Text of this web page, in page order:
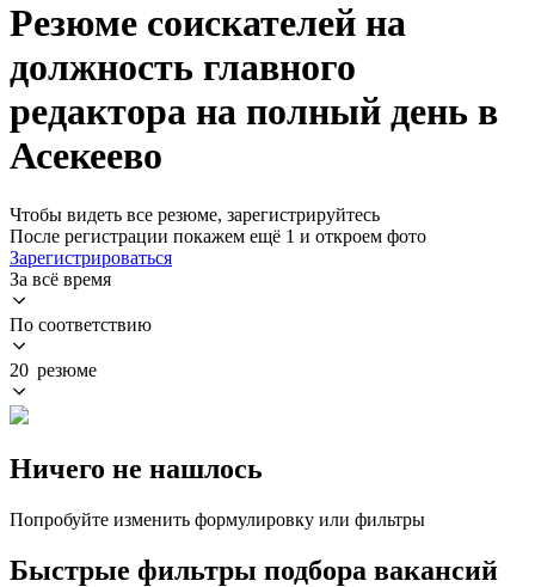
Резюме соискателей на
должность главного
редактора на полный день в
Асекеево
Чтобы видеть все резюме, зарегистрируйтесь
После регистрации покажем ещё 1 и откроем фото
Зарегистрироваться
За всё время
По соответствию
20 резюме
Ничего не нашлось
Попробуйте изменить формулировку или фильтры
Быстрые фильтры подбора вакансий